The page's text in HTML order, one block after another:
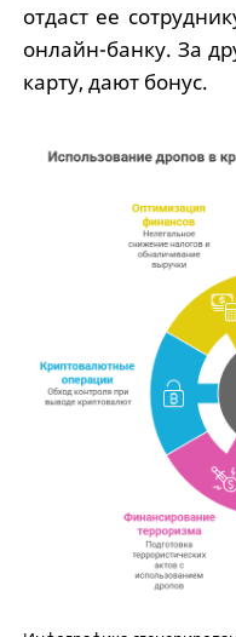
отдаст ее
онлайн-банку. За
карту, дают бонус.